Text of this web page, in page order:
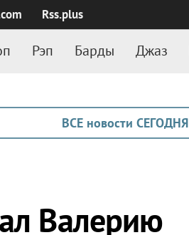
Rss.plus
Рэп Барды Джаз
ВСЕ новости СЕГОДНЯ
Валерию